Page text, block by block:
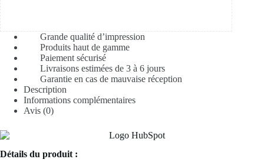
Grande qualité d’impression
Produits haut de gamme
Paiement sécurisé
Livraisons estimées de 3 à 6 jours
Garantie en cas de mauvaise réception
Description
Informations complémentaires
Avis (0)
Détails du produit :